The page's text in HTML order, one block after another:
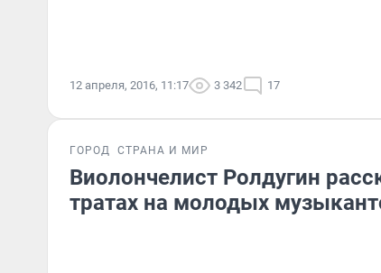
12 апреля, 2016, 11:17 3 342 17
ГОРОД СТРАНА И МИР
Виолончелист Ролдугин
тратах на молодых